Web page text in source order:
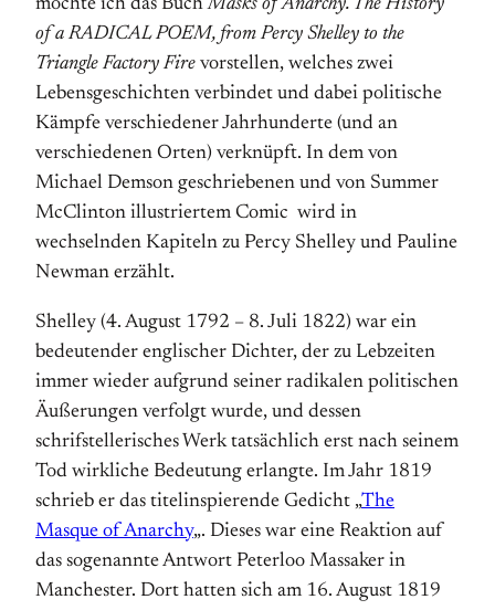
möchte ich das BuchMasks of Anarchy. The History
of a RADICAL POEM, from Percy Shelley to the
Triangle Factory Fire vorstellen, welches zwei
Lebensgeschichten verbindet und dabei politische
Kämpfe verschiedener Jahrhunderte (und an
verschiedenen Orten) verknüpft. In dem von
Michael Demson geschriebenen und von Summer
McClinton illustriertem Comic wird in
wechselnden Kapiteln zu Percy Shelley und Pauline
Newman erzählt.
Shelley (4. August 1792 – 8. Juli 1822) war ein
bedeutender englischer Dichter, der zu Lebzeiten
immer wieder aufgrund seiner radikalen politischen
Äußerungen verfolgt wurde, und dessen
schrifstellerisches Werk tatsächlich erst nach seinem
Tod wirkliche Bedeutung erlangte. Im Jahr 1819
schrieb er das titelinspierende Gedicht „The
Masque of Anarchy„. Dieses war eine Reaktion auf
das sogenannte Antwort Peterloo Massaker in
Manchester. Dort hatten sich am 16. August 1819